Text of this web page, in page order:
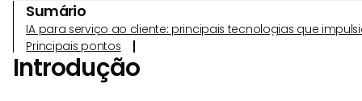
Sumário
IA para serviço ao cliente: principais tecnologias que
Principais pontos
Introdução